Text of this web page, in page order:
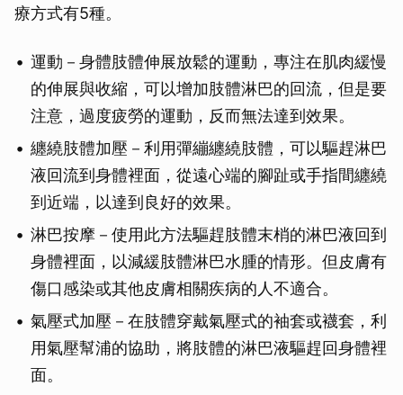
療方式有5種。
運動－身體肢體伸展放鬆的運動，專注在肌肉緩慢
的伸展與收縮，可以增加肢體淋巴的回流，但是要
注意，過度疲勞的運動，反而無法達到效果。
纏繞肢體加壓－利用彈繃纏繞肢體，可以驅趕淋巴
液回流到身體裡面，從遠心端的腳趾或手指間纏繞
到近端，以達到良好的效果。
淋巴按摩－使用此方法驅趕肢體末梢的淋巴液回到
身體裡面，以減緩肢體淋巴水腫的情形。但皮膚有
傷口感染或其他皮膚相關疾病的人不適合。
氣壓式加壓－在肢體穿戴氣壓式的袖套或襪套，利
用氣壓幫浦的協助，將肢體的淋巴液驅趕回身體裡
面。